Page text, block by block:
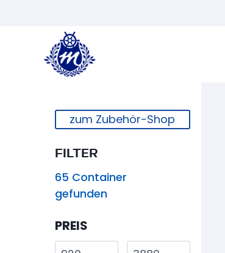
zum Zubehör-Shop
FILTER
65 Container
gefunden
PREIS